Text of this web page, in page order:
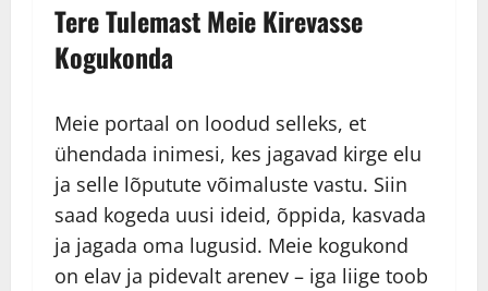
Tere Tulemast Meie Kirevasse
Kogukonda
Meie portaal on loodud selleks, et
ühendada inimesi, kes jagavad kirge elu
ja selle lõputute võimaluste vastu. Siin
saad kogeda uusi ideid, õppida, kasvada
ja jagada oma lugusid. Meie kogukond
on elav ja pidevalt arenev – iga liige toob